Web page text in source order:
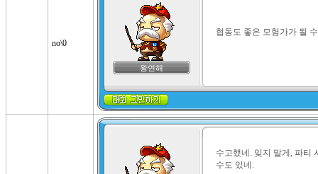
no\0
왕연해
협동도 좋은 모험가가 될
수고했네. 잊지 말게, 파티
수도 있네.